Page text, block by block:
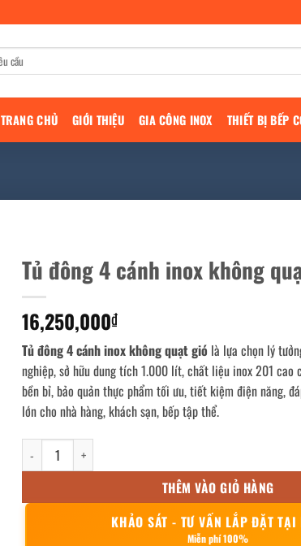
TRANG CHỦ GIỚI THIỆU GIA CÔNG INOX THIẾT BỊ BẾP
Tủ đông 4 cánh inox không
16,250,000₫
Tủ đông 4 cánh inox không quạt gió là lựa chọn lý
nghiệp, sở hữu dung tích 1.000 lít, chất liệu inox 201 cao
bền bỉ, bảo quản thực phẩm tối ưu, tiết kiệm điện năng,
lớn cho nhà hàng, khách sạn, bếp tập thể.
Tủ đông 4 cánh inox không quạt gió số lượng
THÊM VÀO GIỎ HÀNG
KHẢO SÁT - TƯ VẤN LẮP ĐẶT TẠI
Miễn phí 100%